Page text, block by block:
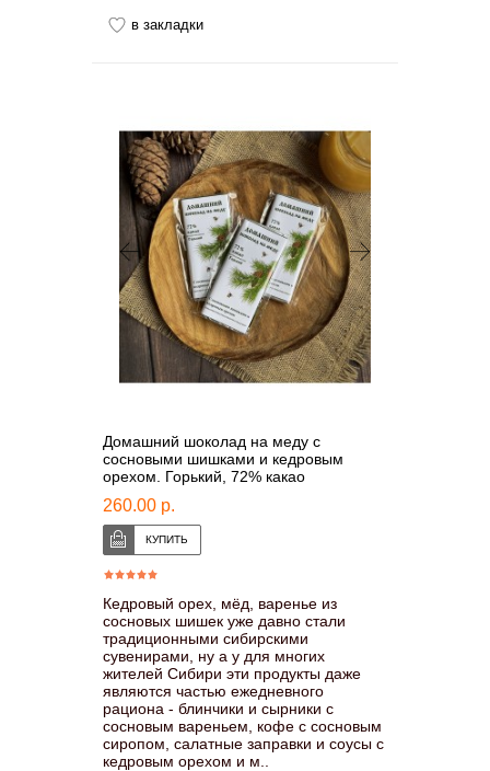
в закладки
Домашний шоколад на меду с
сосновыми шишками и кедровым
орехом. Горький, 72% какао
260.00 р.
Кедровый орех, мёд, варенье из
сосновых шишек уже давно стали
традиционными сибирскими
сувенирами, ну а у для многих
жителей Сибири эти продукты даже
являются частью ежедневного
рациона - блинчики и сырники с
сосновым вареньем, кофе с сосновым
сиропом, салатные заправки и соусы с
кедровым орехом и м..